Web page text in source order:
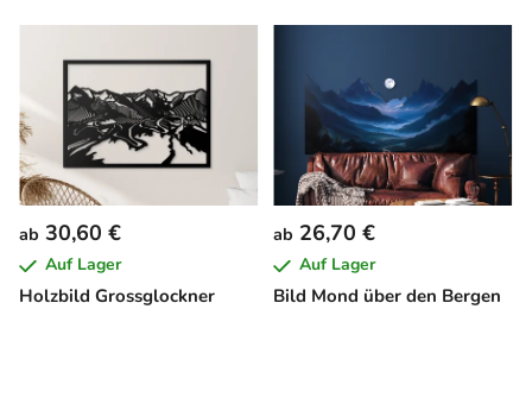
Holzbild Grossglockner
ab 30,60 €
Auf Lager
Bild Mond über den Bergen
ab 26,70 €
Auf Lager